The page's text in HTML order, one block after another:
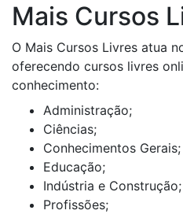
Mais Cursos
O Mais Cursos Livres atua
oferecendo cursos livres
conhecimento:
Administração;
Ciências;
Conhecimentos Gerais;
Educação;
Indústria e Construção;
Profissões;